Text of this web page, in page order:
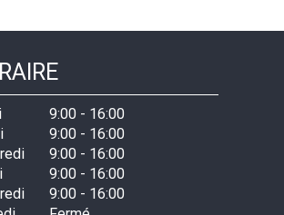
9:00- 16:00
9:00- 16:00
9:00- 16:00
9:00- 16:00
9:00- 16:00